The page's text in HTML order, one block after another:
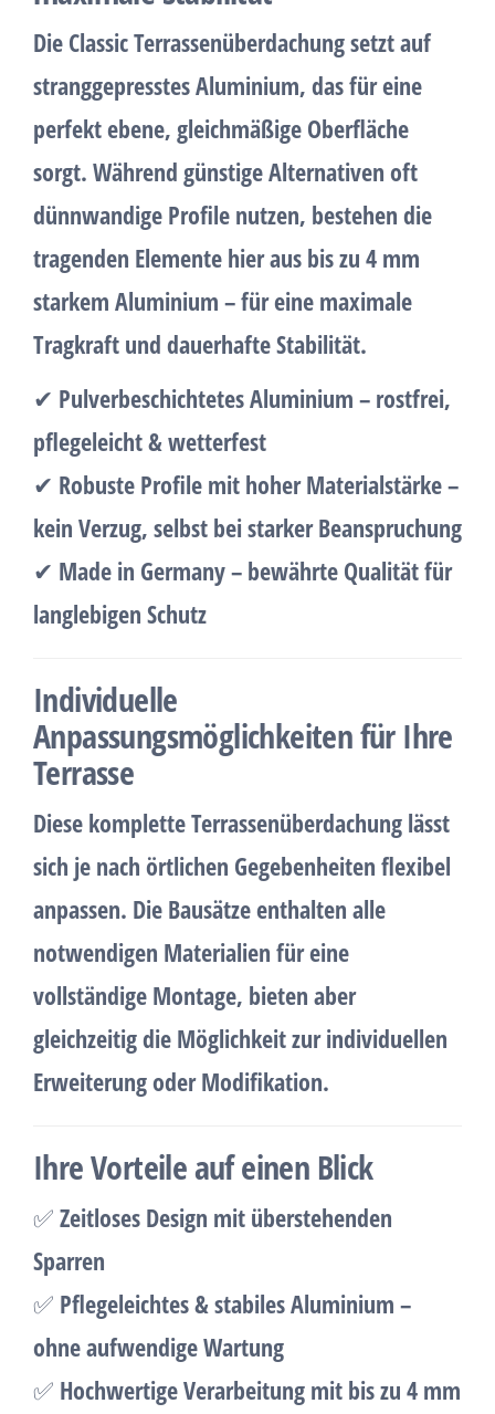
Die Classic Terrassenüberdachungsetzt auf
stranggepresstes Aluminium, das für eine
perfekt ebene, gleichmäßige Oberfläche
sorgt. Während günstige Alternativen oft
dünnwandige Profile nutzen, bestehen die
tragenden Elemente hier aus bis zu 4 mm
starkem Aluminium – für eine maximale
Tragkraft und dauerhafte Stabilität.
✔ Pulverbeschichtetes Aluminium – rostfrei,
pflegeleicht & wetterfest
✔ Robuste Profile mit hoher Materialstärke–
kein Verzug, selbst bei starker Beanspruchung
✔ Made in Germany – bewährte Qualität für
langlebigen Schutz
Individuelle
Anpassungsmöglichkeiten für Ihre
Terrasse
Diese komplette Terrassenüberdachung lässt
sich je nach örtlichen Gegebenheiten flexibel
anpassen. Die Bausätze enthalten alle
notwendigen Materialien für eine
vollständige Montage, bieten aber
gleichzeitig die Möglichkeit zur individuellen
Erweiterung oder Modifikation.
Ihre Vorteile auf einen Blick
✅ Zeitloses Design mit überstehenden
Sparren
✅ Pflegeleichtes & stabiles Aluminium –
ohne aufwendige Wartung
✅ Hochwertige Verarbeitung mit bis zu 4 mm